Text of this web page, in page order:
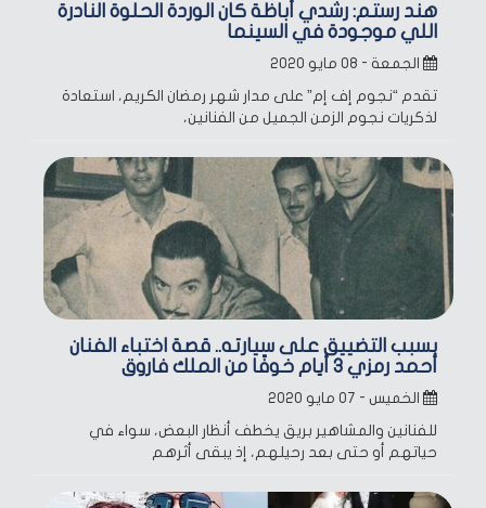
هند رستم: رشدي أباظة كان الوردة الحلوة النادرة
اللي موجودة في السينما
الجمعة - ٠٨ مايو ٢٠٢٠
تقدم “نجوم إف إم” على مدار شهر رمضان الكريم، استعادة
لذكريات نجوم الزمن الجميل من الفنانين،
بسبب التضييق على سيارته.. قصة اختباء الفنان
أحمد رمزي 3 أيام خوفًا من الملك فاروق
الخميس - ٠٧ مايو ٢٠٢٠
للفنانين والمشاهير بريق يخطف أنظار البعض، سواء في
حياتهم أو حتى بعد رحيلهم، إذ يبقى أثرهم